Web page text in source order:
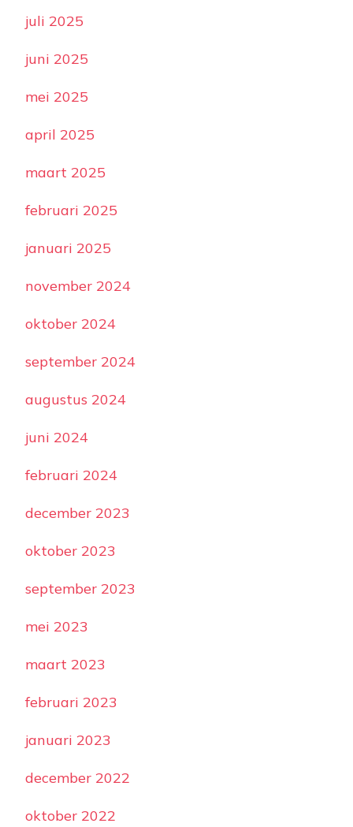
juli 2025
juni 2025
mei 2025
april 2025
maart 2025
februari 2025
januari 2025
november 2024
oktober 2024
september 2024
augustus 2024
juni 2024
februari 2024
december 2023
oktober 2023
september 2023
mei 2023
maart 2023
februari 2023
januari 2023
december 2022
oktober 2022